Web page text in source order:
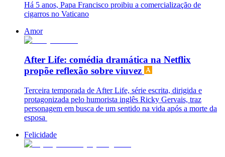
Há 5 anos, Papa Francisco proibiu a comercialização de
cigarros no Vaticano
Amor
After Life: comédia dramática na Netflix
propõe reflexão sobre viuvez
Terceira temporada de After Life, série escrita, dirigida e
protagonizada pelo humorista inglês Ricky Gervais, traz
personagem em busca de um sentido na vida após a morte da
esposa
Felicidade